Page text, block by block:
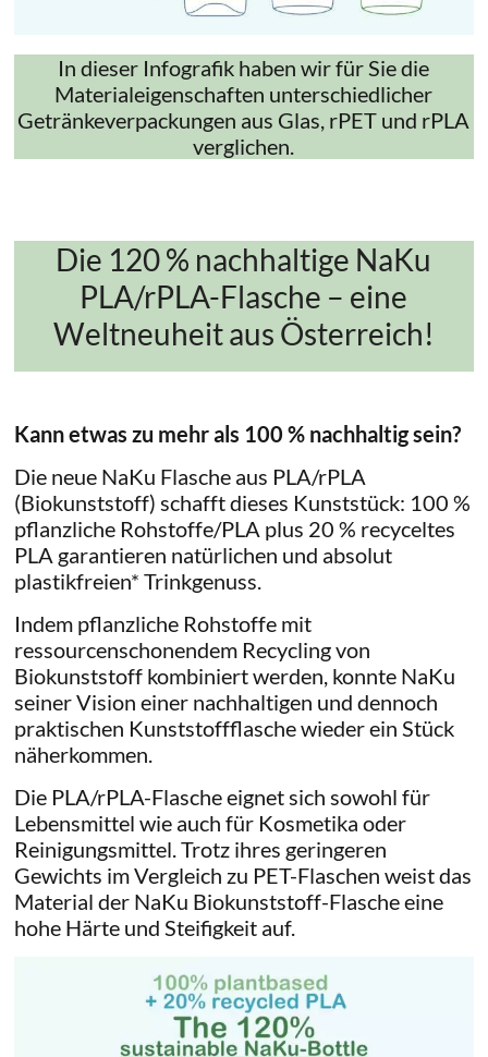
In dieser Infografik haben wir für Sie die
Materialeigenschaften unterschiedlicher
Getränkeverpackungen aus Glas, rPET und rPLA
verglichen.
Die 120 % nachhaltige NaKu
PLA/rPLA-Flasche – eine
Weltneuheit aus Österreich!
Kann etwas zu mehr als 100 % nachhaltig sein?
Die neue NaKu Flasche aus PLA/rPLA
(Biokunststoff) schafft dieses Kunststück: 100 %
pflanzliche Rohstoffe/PLA plus 20 % recyceltes
PLA garantieren natürlichen und absolut
plastikfreien* Trinkgenuss.
Indem pflanzliche Rohstoffe mit
ressourcenschonendem Recycling von
Biokunststoff kombiniert werden, konnte NaKu
seiner Vision einer nachhaltigen und dennoch
praktischen Kunststoffflasche wieder ein Stück
näherkommen.
Die PLA/rPLA-Flasche eignet sich sowohl für
Lebensmittel wie auch für Kosmetika oder
Reinigungsmittel. Trotz ihres geringeren
Gewichts im Vergleich zu PET-Flaschen weist das
Material der NaKu Biokunststoff-Flasche eine
hohe Härte und Steifigkeit auf.